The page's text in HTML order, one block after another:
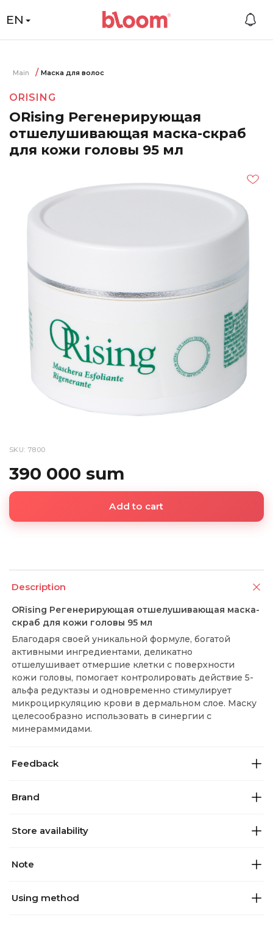
EN
Main Маска для волос
ORISING
ORising Регенерирующая
отшелушивающая маска-скраб
для кожи головы 95 мл
SKU: 7800
390 000 sum
Add to cart
Description
ORising Регенерирующая отшелушивающая маска-
скраб для кожи головы 95 мл
Благодаря своей уникальной формуле, богатой
активными ингредиентами, деликатно
отшелушивает отмершие клетки с поверхности
кожи головы, помогает контролировать действие 5-
альфа редуктазы и одновременно стимулирует
микроциркуляцию крови в дермальном слое. Маску
целесообразно использовать в синергии с
минераммидами.
Feedback
Brand
Store availability
Note
Using method